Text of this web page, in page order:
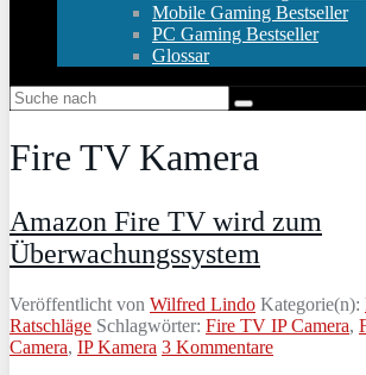
Mobile Gaming Bestseller
PC Gaming Bestseller
Glossar
Fire TV Kamera
Amazon Fire TV wird zum
Überwachungssystem
Veröffentlicht von Wilfred Lindo Kategorie(n):
Ratschläge Schlagwörter: Fire TV IP Camera,
Camera, IP Kamera 3 Kommentare